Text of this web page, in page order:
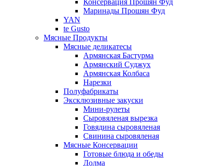
Консервация Прошян Фуд
Маринады Прошян Фуд
YAN
te Gusto
Мясные Продукты
Мясные деликатесы
Армянская Бастурма
Армянский Суджух
Армянская Колбаса
Нарезки
Полуфабрикаты
Эксклюзивные закуски
Мини-рулеты
Сыровяленая вырезка
Говядина сыровяленая
Свинина сыровяленая
Мясные Консервации
Готовые блюда и обеды
Долма